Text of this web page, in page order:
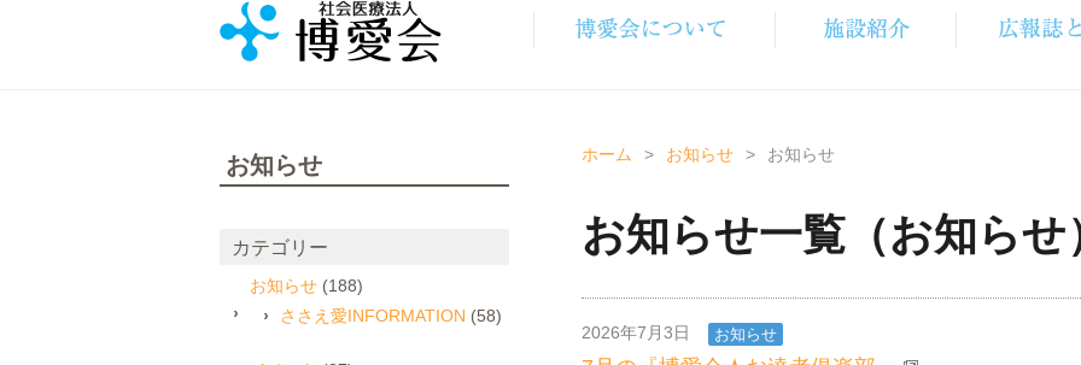
ホーム > お知らせ > お知らせ
お知らせ一覧（お知らせ
2026年7月3日 お知らせ
お知らせ
カテゴリー
お知らせ (188)
ささえ愛INFORMATION (58)